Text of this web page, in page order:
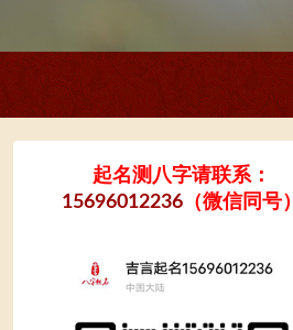
起名测八字请联系：
15696012236 （微信同号）